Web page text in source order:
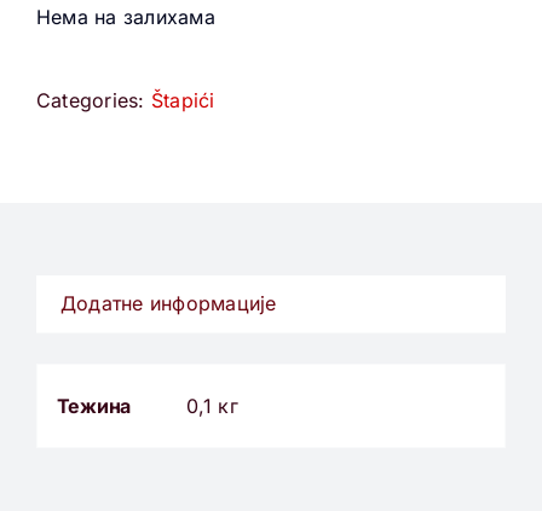
Нема на залихама
Categories: Štapići
Додатне информације
Тежина 0,1 кг